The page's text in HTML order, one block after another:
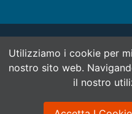
SinerVis Consulting S.r.l.,
- P.IVA
Capitale sociale 30.000 € i.v.
Privacy
Utilizziamo i cookie per
nostro sito web.
il ​​nostro